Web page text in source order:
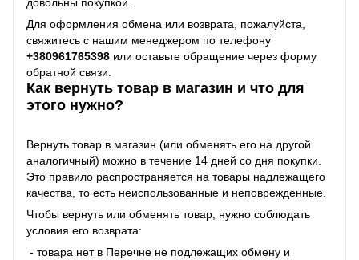
Для оформления обмена или возврата, пожалуйста,
свяжитесь с нашим менеджером по телефону
+380961765398 или оставьте обращение через форму
обратной связи.
Как вернуть товар в магазин и что для
этого нужно?
Вернуть товар в магазин (или обменять его на другой
аналогичный) можно в течение 14 дней со дня покупки.
Это правило распространяется на товары надлежащего
качества, то есть неиспользованные и неповрежденные.
Чтобы вернуть или обменять товар, нужно соблюдать
условия его возврата:
- товара нет в Перечне не подлежащих обмену и